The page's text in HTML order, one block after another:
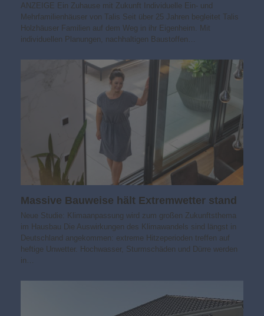
ANZEIGE Ein Zuhause mit Zukunft Individuelle Ein- und
Mehrfamilienhäuser von Talis Seit über 25 Jahren begleitet Talis
Holzhäuser Familien auf dem Weg in ihr Eigenheim. Mit
individuellen Planungen, nachhaltigen Baustoffen…
Massive Bauweise hält Extremwetter stand
Neue Studie: Klimaanpassung wird zum großen Zukunftsthema
im Hausbau Die Auswirkungen des Klimawandels sind längst in
Deutschland angekommen: extreme Hitzeperioden treffen auf
heftige Unwetter. Hochwasser, Sturmschäden und Dürre werden
in…